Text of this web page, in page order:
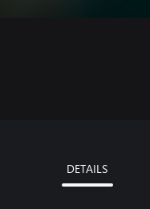
DETAILS